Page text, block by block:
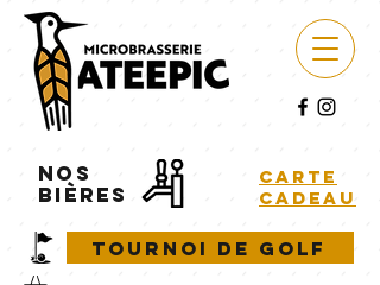
NOS
BIÈRES
carte
cadeau
Tournoi de golf